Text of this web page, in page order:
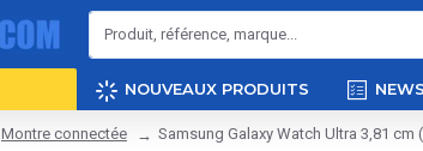
NOUVEAUX PRODUITS NEWS
Montre connectée Samsung Galaxy Watch Ultra 3,81 cm